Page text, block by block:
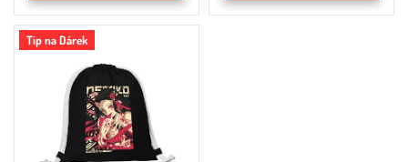
Tip na Dárek